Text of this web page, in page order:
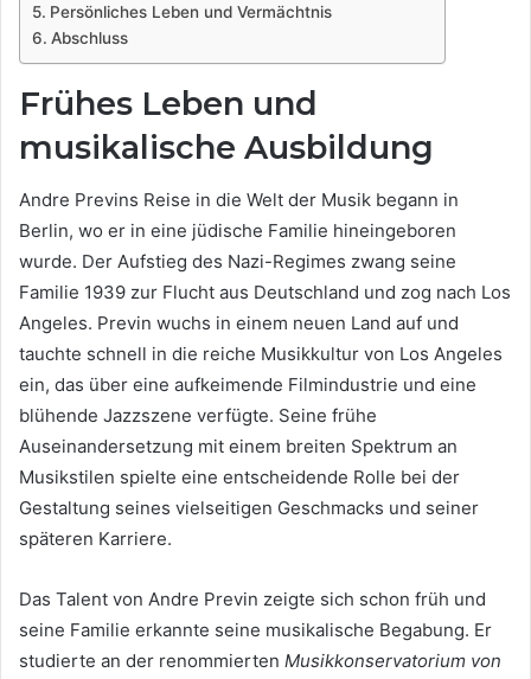
Persönliches Leben und Vermächtnis
Abschluss
Frühes Leben und
musikalische Ausbildung
Andre Previns Reise in die Welt der Musik begann in
Berlin, wo er in eine jüdische Familie hineingeboren
wurde. Der Aufstieg des Nazi-Regimes zwang seine
Familie 1939 zur Flucht aus Deutschland und zog nach Los
Angeles. Previn wuchs in einem neuen Land auf und
tauchte schnell in die reiche Musikkultur von Los Angeles
ein, das über eine aufkeimende Filmindustrie und eine
blühende Jazzszene verfügte. Seine frühe
Auseinandersetzung mit einem breiten Spektrum an
Musikstilen spielte eine entscheidende Rolle bei der
Gestaltung seines vielseitigen Geschmacks und seiner
späteren Karriere.
Das Talent von Andre Previn zeigte sich schon früh und
seine Familie erkannte seine musikalische Begabung. Er
studierte an der renommierten Musikkonservatorium von